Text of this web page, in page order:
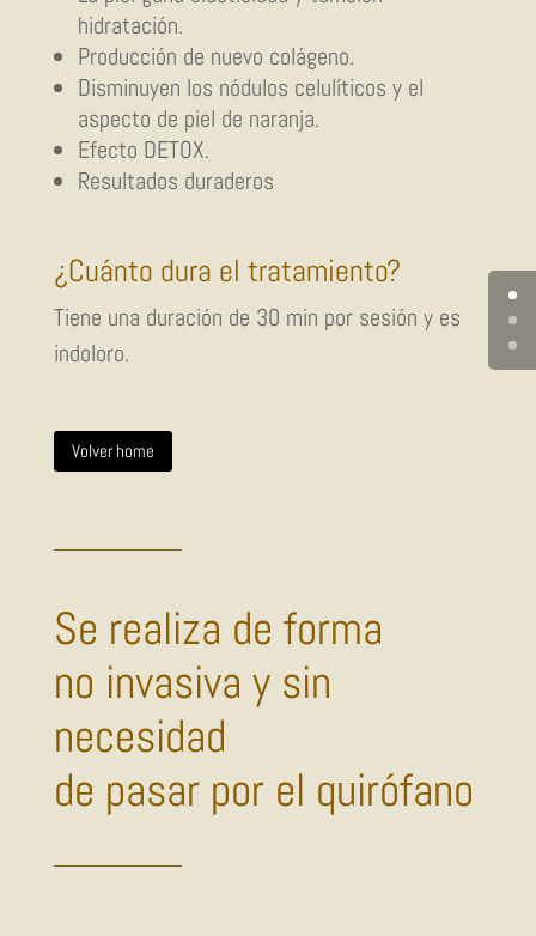
hidratación.
Producción de nuevo colágeno.
Disminuyen los nódulos celulíticos y el
aspecto de piel de naranja.
Efecto DETOX.
Resultados duraderos
¿Cuánto dura el tratamiento?
Tiene una duración de 30 min por sesión y es
indoloro.
Volver home
Se realiza de forma
no invasiva y sin
necesidad
de pasar por el quirófano